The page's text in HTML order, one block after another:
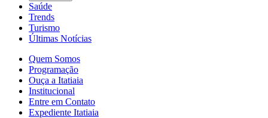
Saúde
Trends
Turismo
Últimas Notícias
Quem Somos
Programação
Ouça a Itatiaia
Institucional
Entre em Contato
Expediente Itatiaia